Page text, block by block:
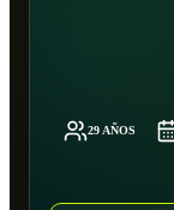
29 AÑOS